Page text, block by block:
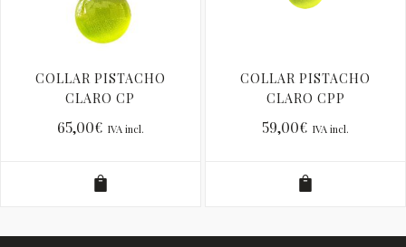
COLLAR PISTACHO
CLARO CP
65,00€ IVA incl.
COLLAR PISTACHO
CLARO CPP
59,00€ IVA incl.